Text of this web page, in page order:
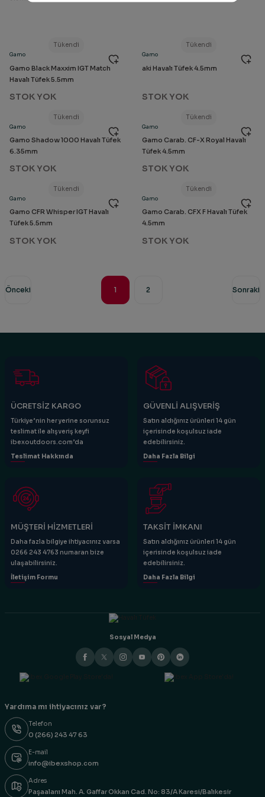
Tükendi
Gamo
Gamo Black Maxxim IGT Match
Havalı Tüfek 5.5mm
STOK YOK
Tükendi
Gamo
aki Havalı Tüfek 4.5mm
STOK YOK
Tükendi
Gamo
Gamo Shadow 1000 Havalı Tüfek
6.35mm
STOK YOK
Tükendi
Gamo
Gamo Carab. CF-X Royal Havalı
Tüfek 4.5mm
STOK YOK
Tükendi
Gamo
Gamo CFR Whisper IGT Havalı
Tüfek 5.5mm
STOK YOK
Tükendi
Gamo
Gamo Carab. CFX F Havalı Tüfek
4.5mm
STOK YOK
1 2
ÜCRETSİZ KARGO
Türkiye’nin her yerine sorunsuz
teslimat ile alışveriş keyfi
ibexoutdoors.com’da
Teslimat Hakkında
GÜVENLİ ALIŞVERİŞ
Satın aldığınız ürünleri 14 gün
içerisinde koşulsuz iade
edebilirsiniz.
Daha Fazla Bilgi
MÜŞTERİ HİZMETLERİ
Daha fazla bilgiye ihtiyacınız varsa
0266 243 4763 numaran bize
ulaşabilirsiniz.
İletişim Formu
TAKSİT İMKANI
Satın aldığınız ürünleri 14 gün
içerisinde koşulsuz iade
edebilirsiniz.
Daha Fazla Bilgi
Sosyal Medya
Yardıma mı ihtiyacınız var?
Telefon
0 (266) 243 47 63
E-mail
info@ibexshop.com
Adres
Paşaalanı Mah. A. Gaffar Okkan Cad. No: 83/A Karesi/Balıkesir